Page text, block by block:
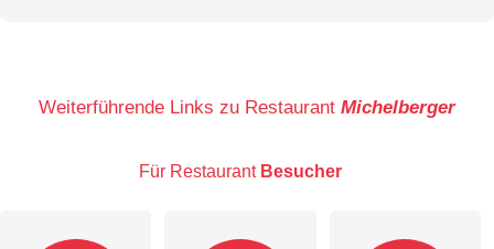
E-Mail-Adresse (wird nicht veröffentlicht)
Weiterführende Links zu Restaurant Michelberger
Für Restaurant Besucher